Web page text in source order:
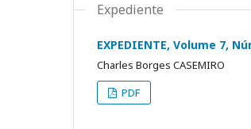
Expediente
EXPEDIENTE, Volume 7,
Charles Borges CASEMIRO
PDF